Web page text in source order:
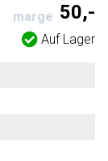
marge 50,-
Auf Lager